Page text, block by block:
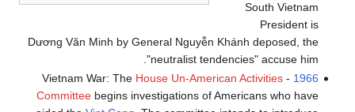
South Vietnam
President is
Dương Văn Minh by General Nguyễn Khánh deposed, the
"neutralist tendencies" accuse him.
1966
- Vietnam War: The
House Un-American Activities
Committeebegins investigations of Americans who have